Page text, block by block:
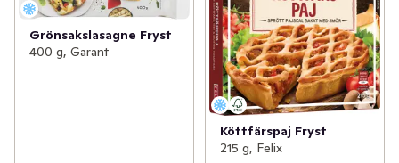
Grönsakslasagne Fryst
400 g, Garant
Köttfärspaj Fryst
215 g, Felix